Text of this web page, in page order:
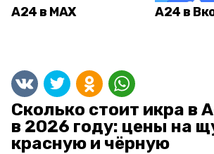
А24 в MAX А24 в
Сколько стоит икра в
в 2026 году: цены на
красную и чёрную